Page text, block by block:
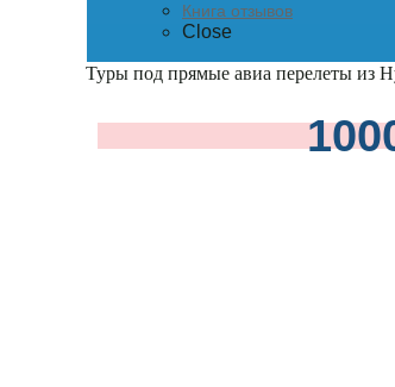
Книга отзывов
Close
Туры под прямые авиа перелеты из